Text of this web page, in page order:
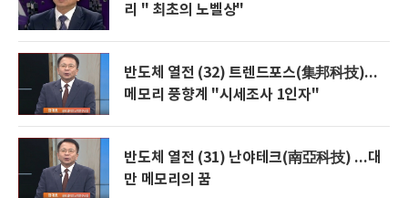
리 " 최초의 노벨상"
반도체 열전 (32) 트렌드포스(集邦科技)...
메모리 풍향계 "시세조사 1인자"
반도체 열전 (31) 난야테크(南亞科技) ...대
만 메모리의 꿈